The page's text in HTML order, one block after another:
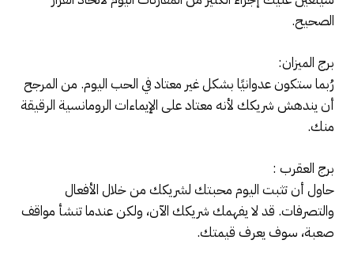
الصحيح.
برج الميزان:
رُبما ستكون عدوانيًا بشكل غير معتاد في الحب اليوم. من المرجح
أن يندهش شريكك لأنه معتاد على الإيماءات الرومانسية الرقيقة
منك.
برج العقرب :
حاول أن تثبت اليوم محبتك لشريكك من خلال الأفعال
والتصرفات. قد لا يفهمك شريكك الآن، ولكن عندما تنشأ مواقف
صعبة، سوف يعرف قيمتك.